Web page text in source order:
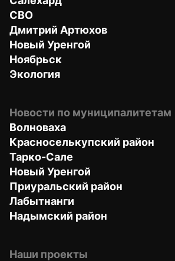
СВО
Дмитрий Артюхов
Новый Уренгой
Ноябрьск
Экология
Новости по муниципалитетам
Волноваха
Красноселькупский район
Тарко-Сале
Новый Уренгой
Приуральский район
Лабытнанги
Надымский район
Наши проекты